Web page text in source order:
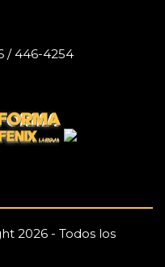
/ 446-4254
2026 - Todos los